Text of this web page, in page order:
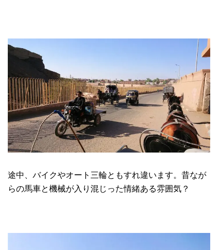
途中、バイクやオート三輪ともすれ違います。昔なが
らの馬車と機械が入り混じった情緒ある雰囲気？